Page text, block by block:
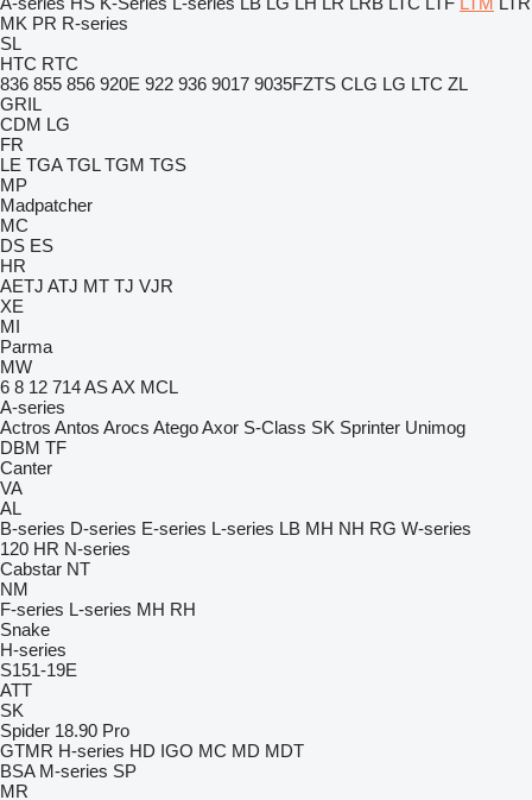
MK PR R-series
SL
HTC RTC
836 855 856 920E 922 936 9017 9035FZTS CLG LG LTC ZL
GRIL
CDM LG
FR
LE TGA TGL TGM TGS
MP
Madpatcher
MC
DS ES
HR
AETJ ATJ MT TJ VJR
XE
MI
Parma
MW
6 8 12 714ASAX MCL
A-series
Actros Antos Arocs AtegoAxor S-Class SK Sprinter Unimog
DBM TF
Canter
VA
AL
B-series D-series E-series L-series LB MH NH RG W-series
120 HR N-series
Cabstar NT
NM
F-series L-series MH RH
Snake
H-series
S151-19E
ATT
SK
Spider 18.90 Pro
GTMR H-series HD IGO MC MD MDT
BSA M-series SP
MR